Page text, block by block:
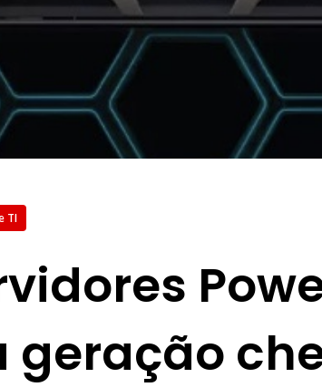
TI
geração